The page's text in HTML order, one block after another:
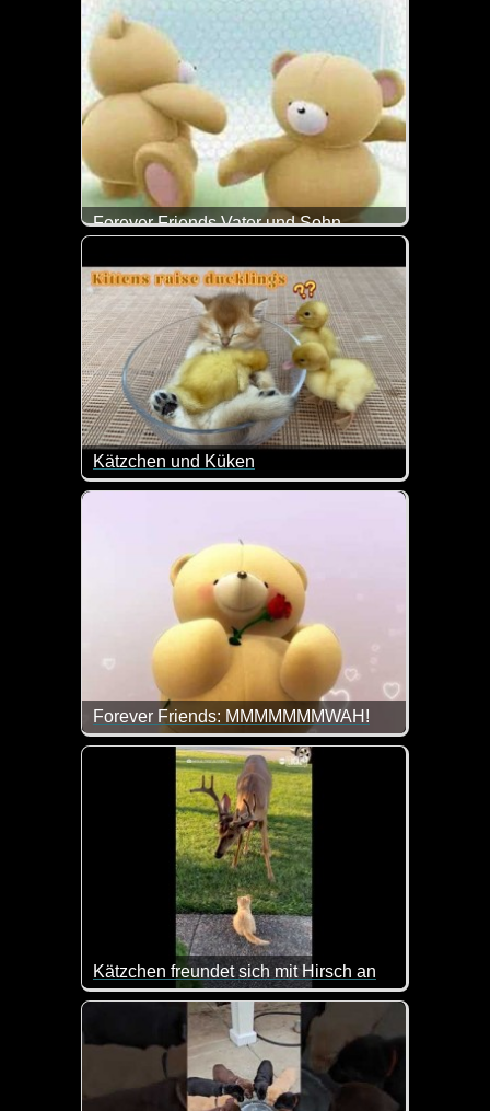
Forever Friends Vater und Sohn
Kätzchen und Küken
Ist das nicht goldig wie das Kätzchen mit den
Forever Friends: MMMMMMMWAH!
Eine Rose für dich zum Weltfrauentag!
Kätzchen freundet sich mit Hirsch an
Ist das nicht goldig wie da kleine Kätzchen zum